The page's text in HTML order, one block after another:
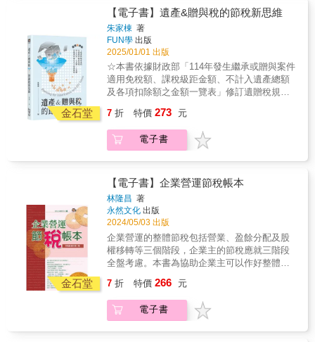
加，例如男性60歲的保險成本是30歲的10.3
倍，作者初步估算，如果你的投資保單的投報
率是3%的話，保單價值在87歲時失效。如果投
報率是0%，會在67歲失效。許多投資人沒有弄
清楚，到時白忙一場。說它是地獄保單，也許
有點誇張，但不是全無道理！作者在書中公開
友人的1,000萬元投資型保單，10年共繳了783
零！ && 邏輯思考及常識貫穿全書的內容。作
者一位40幾歲友人想買的保單如下，並問作者
的看法。 這是○○人壽的「20年繳／終身意外
險」，在16歲至50歲買此份「20年繳／終身意
外險」的保費，同樣是17,390元／年。保費並
無年齡上的差異，20年的總繳保費共347,800
元；此份保單給付項目多，還有101歲祝壽金10
萬元，看起來很吸引人。 & 作者告訴他，此是
終身意外險，疾病死亡或疾病住院醫療非本保
單之保障範圍，而且還得挑假日搭大眾運輸工
具而意外身故，家人才能領得到800萬元的保險
金，否則只好忍耐活到101歲領10萬元祝壽金，
加減算一算，他就改買其他保單了。 姑且以常
識邏輯來分析此份保單：「住院2,000元／日，
／日），需要住院174天（＝總繳保費347,800
元&divide;2,000元／日），才能花完總繳保
費，可能嗎？看看自己父母及周遭親朋長輩，
研究資訊／數據的三步曲，作者曾以此三步
曲，寫過《拒當下流老人的退休理財計劃》等4
本理財暢銷書，本書即是以常識邏輯思考，進
行比較分析，探討（人身）保險商品之必要性
與適用性。 & 本書帶你深入瞭解保單關鍵細
節！ 讓你不被當肥羊，能夠聰明買保險！ & 在
深入了解之後，作者發現許多投保人必須了解
的關鍵細節。 & 舉例來說，投資型保單有一個
內扣的費用，保險成本（簡單的說就是保險公
司用來支付理賠的費用）。它是直接由你的保
單帳戶價值中扣除。因此你很難察覺這筆支
出。如果你的保單帳戶價值，小於保險成本，
加，例如男性60歲的保險成本是30歲的10.3
倍，作者初步估算，如果你的投資保單的投報
率是3%的話，保單價值在87歲時失效。如果投
報率是0%，會在67歲失效。許多投資人沒有弄
清楚，到時白忙一場。說它是地獄保單，也許
有點誇張，但不是全無道理！作者在書中公開
友人的1,000萬元投資型保單，10年共繳了783
零！ && 邏輯思考及常識貫穿全書的內容。作
者一位40幾歲友人想買的保單如下，並問作者
的看法。 這是○○人壽的「20年繳／終身意外
險」，在16歲至50歲買此份「20年繳／終身意
外險」的保費，同樣是17,390元／年。保費並
少者不爭。畢竟，上門找會計師、律師諮商，
動輒都是以「小時」計費，代價太高，我們用
一本書的親民價格，幫你省下萬萬稅。◎生前
是贈與，死後叫遺產，怎麼讓老者心安、少者
不爭？․藝人陳松勇決定把遺產全部留給看護，
但律師提醒， 陳松勇的弟弟仍有「特留分」，
不能不給。什麼是特留分、應繼分？․長榮集團
力， 導致四子張國煒被逼出長榮航空。有效遺
囑有5種，意識不清時才寫恐無效。 ․提早分好
財產，兒女拿了錢就把我送進安養院…… 作者
節省遺產稅最簡單的方法是「買保險」，把小
孩列為受益人，遺產稅幾乎砍半。 （書中列表
試算給你看） 但千萬不能大人付保費，小孩領
滿期金給付。 如果你忽略這些細節，保險就變
節稅最佳工具，因為繼承有房貸的房子，有機
會免繳稅。 先買好房再過戶給小孩，還是直接
用小孩的名義購屋，這是節稅的重要細節。 萬
一小孩拿到房子之後竟轉賣，父母又該怎麼
星沈殿霞成立遺囑信託，保障未成年的鄭欣宜
到35歲之前的生活品質； 梅豔芳生前將近億元
港幣財產設立信託基金，每月固定支付生活費
稅的布局》 ◎退休金被騙去投資、假冒遠房親
戚來借錢……怎麼才能守住老本，安享晚年？
◎佳偶變怨偶，怎麼保住財產不被另一半奪
走？ ◎貸款去投資，賺錢又能節遺產稅。金額
沒算好，國稅局會追查。別以為「爭產」這件
事，只有身家上億的豪門才會發生，一般家庭
照樣會為了爭一塊地、一棟房甚至一張紙，為
了財產分配，親人變仇人。執業超過20年的信
達聯合會計師事務所所長胡碩勻，天天遇到這
的布局》──他的關於財稅的第一本書，更要分
享他自執業以來最多人問的兩大問題：「遺產
和贈與」的節稅細節。因為光懂法條沒有用，
你得了解其中的操作細節，財產怎麼贈，孩子
拿了錢還是會孝順；遺產怎麼分，老者心安、
少者不爭。畢竟，上門找會計師、律師諮商，
動輒都是以「小時」計費，代價太高，我們用
一本書的親民價格，幫你省下萬萬稅。◎生前
是贈與，死後叫遺產，怎麼讓老者心安、少者
不爭？․藝人陳松勇決定把遺產全部留給看護，
但律師提醒， 陳松勇的弟弟仍有「特留分」，
不能不給。什麼是特留分、應繼分？․長榮集團
創辦人張榮發的遺囑，一度被質疑無法律效
力， 導致四子張國煒被逼出長榮航空。有效遺
囑有5種，意識不清時才寫恐無效。 ․提早分好
金石堂
【電子書】遺產&贈與稅的節稅新思維
朱家棟 著
FUN學 出版
2025/01/01 出版
☆本書依據財政部「114年發生繼承或贈與案件
適用免稅額、課稅級距金額、不計入遺產總額
及各項扣除額之金額一覽表」修訂遺贈稅規劃
遺產申報全攻略遺贈稅規劃 Part 3──4方法／4
步驟／5目標精選30個Q&A諮詢案例「朱老師稅
務放大鏡」●遺產不想分給家人該怎麼做？●子
20%，如何降至10%以下？●如何移轉仍有主控
權？別在該規劃時，選擇等待、遲疑、或晚點
再說！遺產規劃，一生一次，錯過此生不再有
機會！
7 折 特價 273 元
電子書
金石堂
【電子書】企業營運節稅帳本
林隆昌 著
永然文化 出版
2024/05/03 出版
企業營運的整體節稅包括營業、盈餘分配及股
權移轉等三個階段，企業主的節稅應就三階段
全盤考慮。本書為協助企業主可以作好整體節
段設計、說明，相信本書可以幫助您有效而整
體地節稅。 & 本書在規劃工具的解說方面，其
範圍包括：境內投資公司、境內書審公司、境
7 折 特價 266 元
電子書